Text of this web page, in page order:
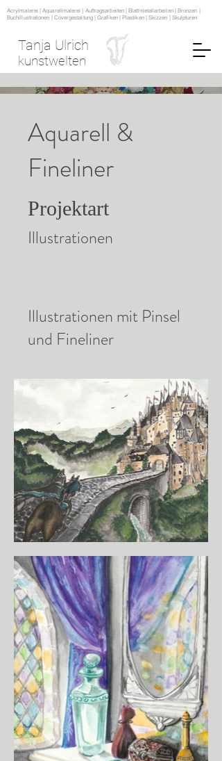
Tanja Ulrich
kunstwelten
Acrylmalerei | Aquarellmalerei | Auftragsarbeiten | Blattmetallarbeiten | Bronzen |
Buchillustrationen | Covergestaltung | Grafiken | Plastiken | Skizzen | Skulpturen
Aquarell &
Fineliner
Projektart
Illustrationen
Illustrationen mit Pinsel
und Fineliner